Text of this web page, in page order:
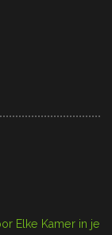
Elke Kamer in je